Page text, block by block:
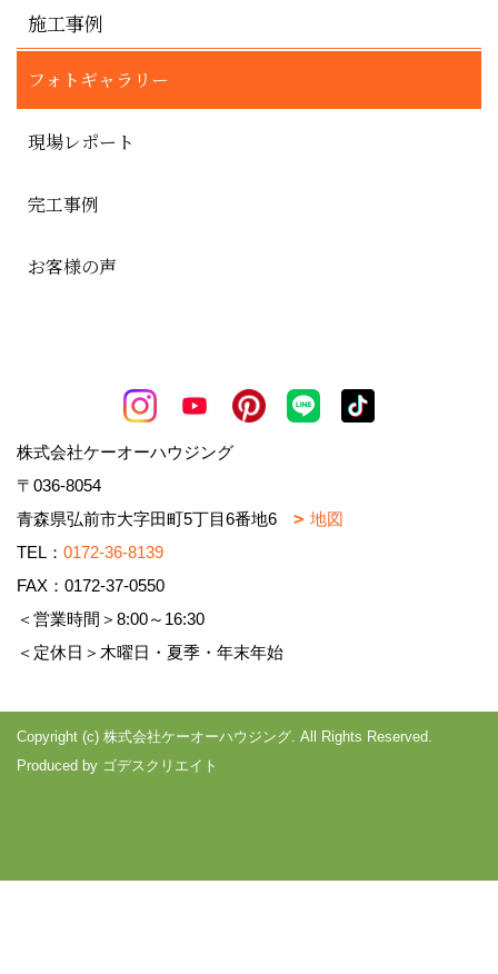
施工事例
フォトギャラリー
現場レポート
完工事例
お客様の声
株式会社ケーオーハウジング
〒036-8054
青森県弘前市大字田町5丁目6番地6
地図
TEL： 0172-36-8139
FAX：0172-37-0550
＜営業時間＞8:00～16:30
＜定休日＞木曜日・夏季・年末年始
Copyright (c) 株式会社ケーオーハウジング. All Rights Reserved.
Produced by ゴデスクリエイト